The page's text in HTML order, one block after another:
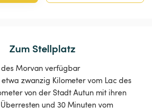
Zum Stellplatz
des Morvan verfügbar
zwanzig Kilometer vom Lac des
von der Stadt Autun mit ihren
und 30 Minuten vom